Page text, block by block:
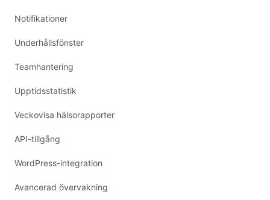
Notifikationer
Underhållsfönster
Teamhantering
Upptidsstatistik
Veckovisa hälsorapporter
API-tillgång
WordPress-integration
Avancerad övervakning